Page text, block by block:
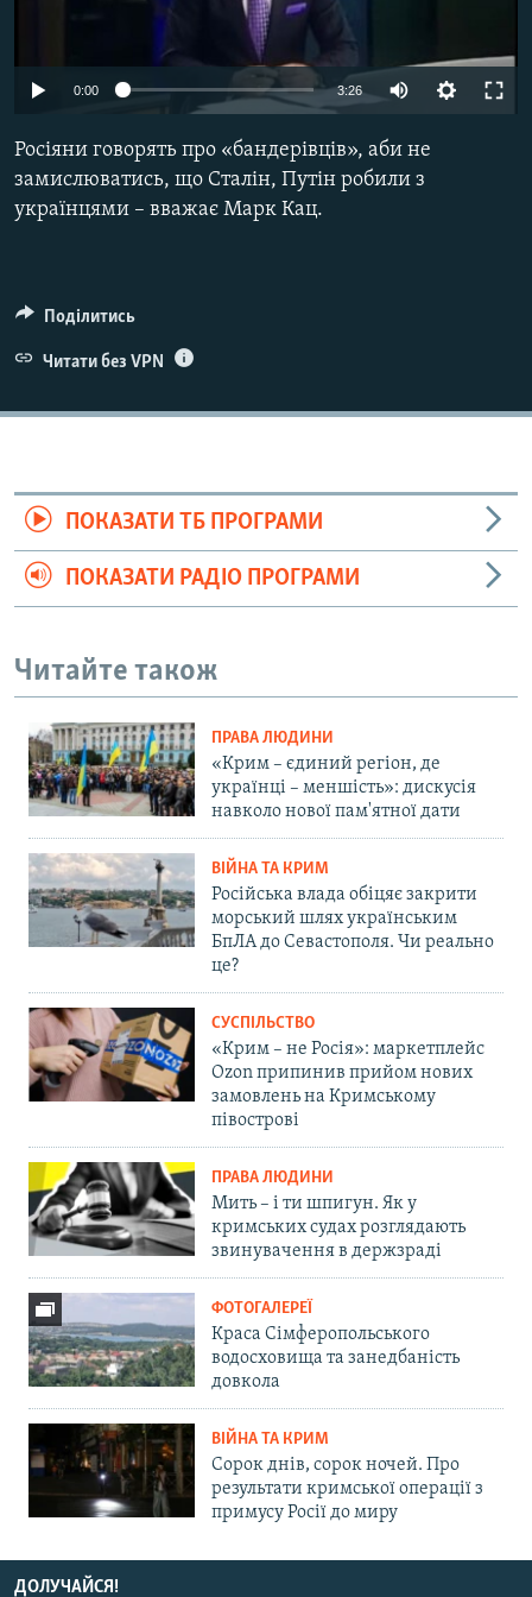
СВІДЧЕННЯ ОКУПАЦІЇ
УКРАЇНСЬКА ПРОБЛЕМА КРИМУ
ІНФОГРАФІКА
Qırımtatar
ДОЛУЧАЙСЯ!
0:00 3:26
Росіяни говорять про «бандерівців», аби не
замислюватись, що Сталін, Путін робили з
українцями – вважає Марк Кац.
Поділитись
Читати без VPN
ПОКАЗАТИ ТБ ПРОГРАМИ
ПОКАЗАТИ РАДІО ПРОГРАМИ
Читайте також
ПРАВА ЛЮДИНИ
«Крим – єдиний регіон, де
українці – меншість»: дискусія
навколо нової пам'ятної дати
ВІЙНА ТА КРИМ
Російська влада обіцяє закрити
морський шлях українським
БпЛА до Севастополя. Чи реально
це?
СУСПІЛЬСТВО
«Крим – не Росія»: маркетплейс
Ozon припинив прийом нових
замовлень на Кримському
півострові
ПРАВА ЛЮДИНИ
Мить – і ти шпигун. Як у
кримських судах розглядають
звинувачення в держзраді
ФОТОГАЛЕРЕЇ
Краса Сімферопольського
водосховища та занедбаність
довкола
ВІЙНА ТА КРИМ
Сорок днів, сорок ночей. Про
результати кримської операції з
примусу Росії до миру
ДОЛУЧАЙСЯ!